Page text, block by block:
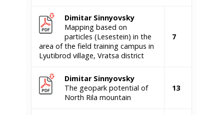
Dimitar Sinnyovsky
Mapping based on
particles (Lesestein) in the
area of the field training campus in
Lyutibrod village, Vratsa district
7
Dimitar Sinnyovsky
The geopark potential of
North Rila mountain
13